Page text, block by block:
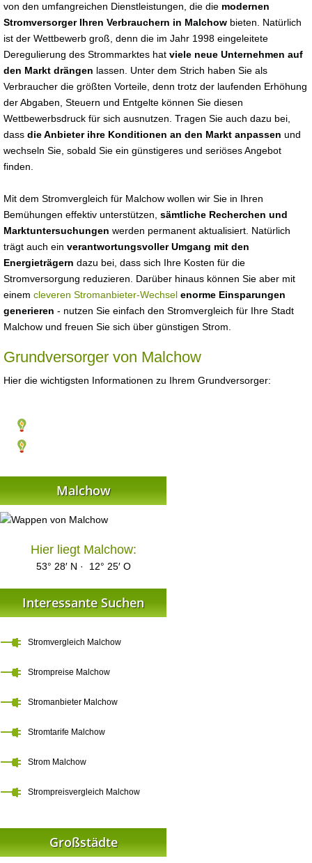
von den umfangreichen Dienstleistungen, die die modernen
Stromversorger Ihren Verbrauchern in Malchow bieten. Natürlich
ist der Wettbewerb groß, denn die im Jahr 1998 eingeleitete
Deregulierung des Strommarktes hat viele neue Unternehmen auf
den Markt drängen lassen. Unter dem Strich haben Sie als
Verbraucher die größten Vorteile, denn trotz der laufenden Erhöhung
der Abgaben, Steuern und Entgelte können Sie diesen
Wettbewerbsdruck für sich ausnutzen. Tragen Sie auch dazu bei,
dass die Anbieter ihre Konditionen an den Markt anpassen und
wechseln Sie, sobald Sie ein günstigeres und seriöses Angebot
finden.
Mit dem Stromvergleich für Malchow wollen wir Sie in Ihren
Bemühungen effektiv unterstützen, sämtliche Recherchen und
Marktuntersuchungen werden permanent aktualisiert. Natürlich
trägt auch ein verantwortungsvoller Umgang mit den
Energieträgern dazu bei, dass sich Ihre Kosten für die
Stromversorgung reduzieren. Darüber hinaus können Sie aber mit
einem cleveren Stromanbieter-Wechsel enorme Einsparungen
generieren - nutzen Sie einfach den Stromvergleich für Ihre Stadt
Malchow und freuen Sie sich über günstigen Strom.
Grundversorger von Malchow
Hier die wichtigsten Informationen zu Ihrem Grundversorger:
Malchow
Hier liegt Malchow:
53° 28′ N · 12° 25′ O
Interessante Suchen
Stromvergleich Malchow
Strompreise Malchow
Stromanbieter Malchow
Stromtarife Malchow
Strom Malchow
Strompreisvergleich Malchow
Großstädte